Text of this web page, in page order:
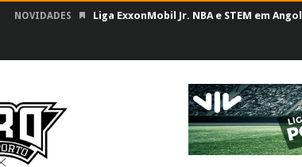
NOVIDADES Liga ExxonMobil Jr. NBA e STEM em